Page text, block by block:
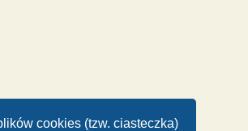
cookies (tzw. ciasteczka)